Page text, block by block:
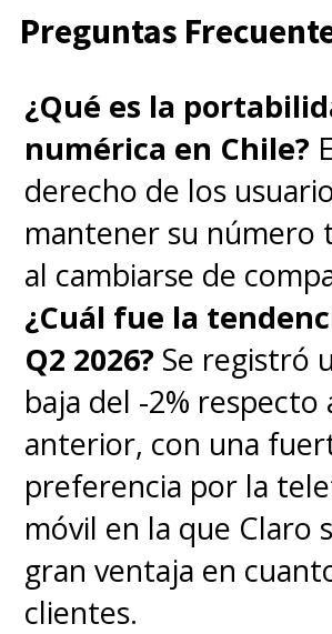
Preguntas
¿Qué es la
numérica en Chile?
derecho de los
mantener su número
al cambiarse de
¿Cuál fue la
Q2 2026? Se registró
baja del -2% respecto
anterior, con una
preferencia por la
móvil en la que Claro
gran ventaja en
clientes.